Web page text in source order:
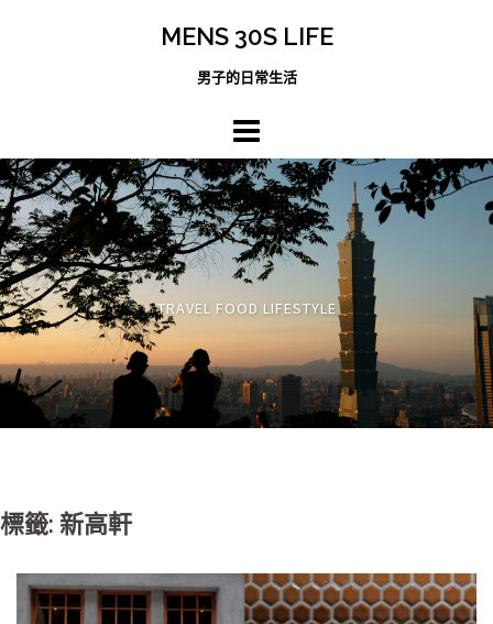
MENS 30S LIFE
男子的日常生活
TRAVEL FOOD LIFESTYLE
標籤: 新高軒